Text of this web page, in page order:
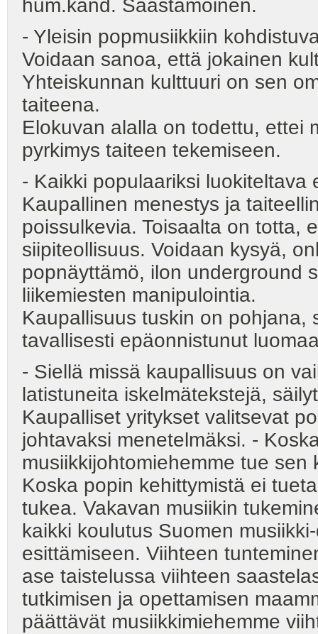
hum.kand. Saastamoinen.
- Yleisin popmusiikkiin
Voidaan sanoa, että jokainen
Yhteiskunnan kulttuuri on sen
taiteena.
Elokuvan alalla on todettu, ettei
pyrkimys taiteen tekemiseen.
- Kaikki populaariksi
Kaupallinen menestys ja
poissulkevia. Toisaalta on totta,
siipiteollisuus. Voidaan kysyä,
popnäyttämö, ilon underground
liikemiesten manipulointia.
Kaupallisuus tuskin on pohjana,
tavallisesti epäonnistunut
- Siellä missä kaupallisuus on
latistuneita iskelmätekstejä,
Kaupalliset yritykset valitsevat
johtavaksi menetelmäksi. -
musiikkijohtomiehemme tue sen
Koska popin kehittymistä ei
tukea. Vakavan musiikin
kaikki koulutus Suomen
esittämiseen. Viihteen
ase taistelussa viihteen
tutkimisen ja opettamisen
päättävät musiikkimiehemme